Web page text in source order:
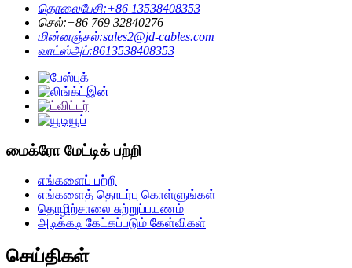
தொலைபேசி:+86 13538408353
செல்:+86 769 32840276
மின்னஞ்சல்:sales2@jd-cables.com
வாட்ஸ்அப்:8613538408353
மைக்ரோ மேட்டிக் பற்றி
எங்களைப் பற்றி
எங்களைத் தொடர்பு கொள்ளுங்கள்
தொழிற்சாலை சுற்றுப்பயணம்
அடிக்கடி கேட்கப்படும் கேள்விகள்
செய்திகள்